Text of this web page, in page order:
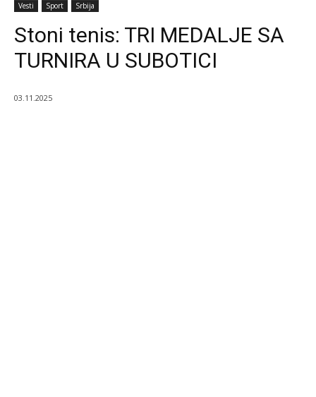
Vesti Sport Srbija
Stoni tenis: TRI MEDALJE SA
TURNIRA U SUBOTICI
03.11.2025